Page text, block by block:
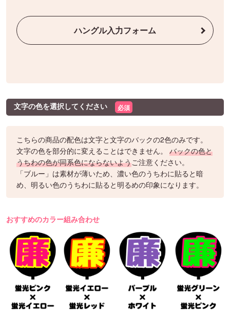
ハングル入力フォーム
文字の色を選択してください 必須
こちらの商品の配色は文字と文字のバックの2色のみです。
文字の色を部分的に変えることはできません。 バックの色と
うちわの色が同系色にならないようご注意ください。
「ブルー」は素材が薄いため、濃い色のうちわに貼ると暗
め、明るい色のうちわに貼ると明るめの印象になります。
おすすめのカラー組み合わせ